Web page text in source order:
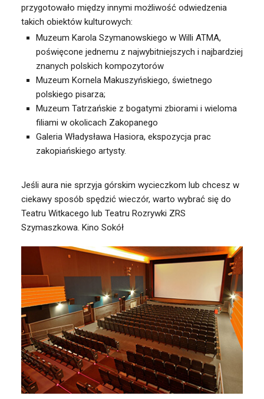
przygotowało między innymi możliwość odwiedzenia
takich obiektów kulturowych:
Muzeum Karola Szymanowskiego w Willi ATMA,
poświęcone jednemu z najwybitniejszych i najbardziej
znanych polskich kompozytorów
Muzeum Kornela Makuszyńskiego, świetnego
polskiego pisarza;
Muzeum Tatrzańskie z bogatymi zbiorami i wieloma
filiami w okolicach Zakopanego
Galeria Władysława Hasiora, ekspozycja prac
zakopiańskiego artysty.
Jeśli aura nie sprzyja górskim wycieczkom lub chcesz w
ciekawy sposób spędzić wieczór, warto wybrać się do
Teatru Witkacego lub Teatru Rozrywki ZRS
Szymaszkowa. Kino Sokół